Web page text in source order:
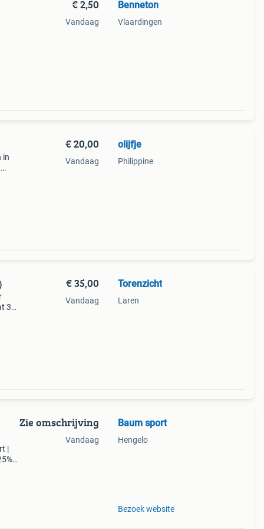
€ 2,50
Vandaag
Benneton
Vlaardingen
in
€ 20,00
Vandaag
olijfje
Philippine
30
€ 35,00
Vandaag
Torenzicht
Laren
|
Zie omschrijving
Vandaag
Baum sport
Hengelo
Bezoek website